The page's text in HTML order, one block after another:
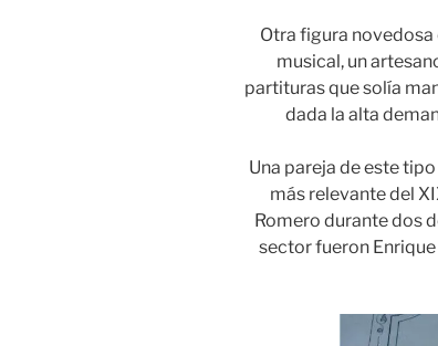
Otra figura novedosa
musical, un
partituras que solía
dada la alta
Una pareja de este
más relevante del
Romero durante dos
sector fueron